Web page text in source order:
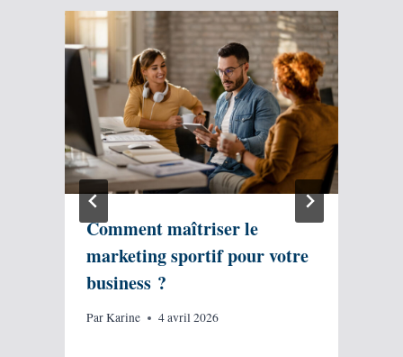
Comment maîtriser le
marketing sportif pour votre
business ?
ParKarine 4 avril 2026